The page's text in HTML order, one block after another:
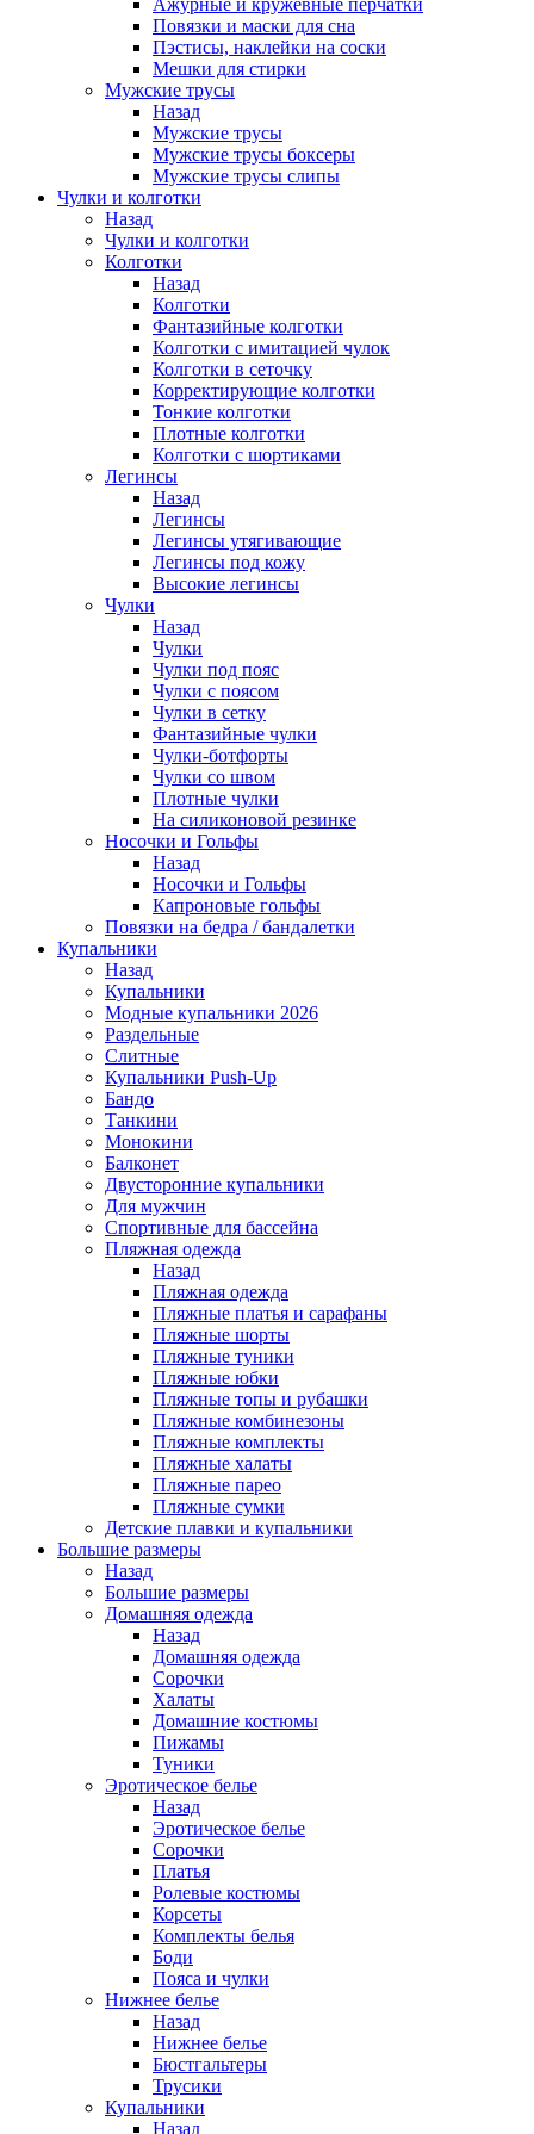
Ажурные и кружевные перчатки
Повязки и маски для сна
Пэстисы, наклейки на соски
Мешки для стирки
Мужские трусы
Назад
Мужские трусы
Мужские трусы боксеры
Мужские трусы слипы
Чулки и колготки
Назад
Чулки и колготки
Колготки
Назад
Колготки
Фантазийные колготки
Колготки с имитацией чулок
Колготки в сеточку
Корректирующие колготки
Тонкие колготки
Плотные колготки
Колготки с шортиками
Легинсы
Назад
Легинсы
Легинсы утягивающие
Легинсы под кожу
Высокие легинсы
Чулки
Назад
Чулки
Чулки под пояс
Чулки с поясом
Чулки в сетку
Фантазийные чулки
Чулки-ботфорты
Чулки со швом
Плотные чулки
На силиконовой резинке
Носочки и Гольфы
Назад
Носочки и Гольфы
Капроновые гольфы
Повязки на бедра / бандалетки
Купальники
Назад
Купальники
Модные купальники 2026
Раздельные
Слитные
Купальники Push-Up
Бандо
Танкини
Монокини
Балконет
Двусторонние купальники
Для мужчин
Спортивные для бассейна
Пляжная одежда
Назад
Пляжная одежда
Пляжные платья и сарафаны
Пляжные шорты
Пляжные туники
Пляжные юбки
Пляжные топы и рубашки
Пляжные комбинезоны
Пляжные комплекты
Пляжные халаты
Пляжные парео
Пляжные сумки
Детские плавки и купальники
Большие размеры
Назад
Большие размеры
Домашняя одежда
Назад
Домашняя одежда
Сорочки
Халаты
Домашние костюмы
Пижамы
Туники
Эротическое белье
Назад
Эротическое белье
Сорочки
Платья
Ролевые костюмы
Корсеты
Комплекты белья
Боди
Пояса и чулки
Нижнее белье
Назад
Нижнее белье
Бюстгальтеры
Трусики
Купальники
Назад